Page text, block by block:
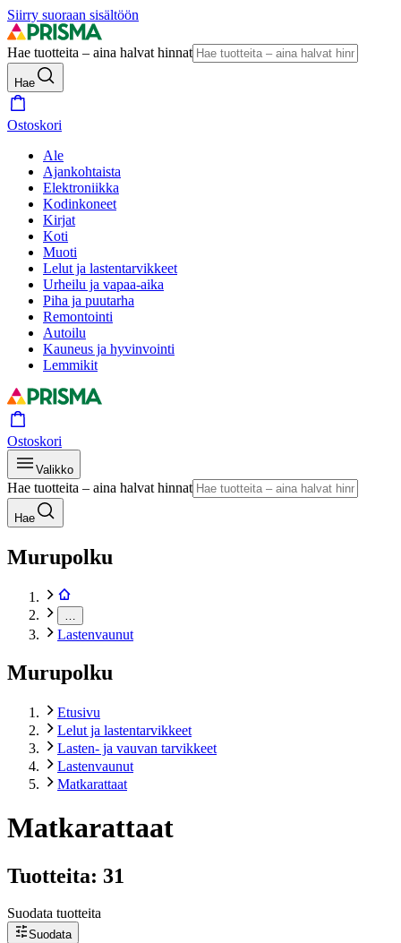
Siirry suoraan sisältöön
Hae tuotteita – aina halvat hinnat
Hae
Ostoskori
Ale
Ajankohtaista
Elektroniikka
Kodinkoneet
Kirjat
Koti
Muoti
Lelut ja lastentarvikkeet
Urheilu ja vapaa-aika
Piha ja puutarha
Remontointi
Autoilu
Kauneus ja hyvinvointi
Lemmikit
Ostoskori
Valikko
Hae tuotteita – aina halvat hinnat
Hae
Murupolku
Lastenvaunut
Murupolku
Etusivu
Lelut ja lastentarvikkeet
Lasten- ja vauvan tarvikkeet
Lastenvaunut
Matkarattaat
Matkarattaat
Tuotteita: 31
Suodata tuotteita
Suodata